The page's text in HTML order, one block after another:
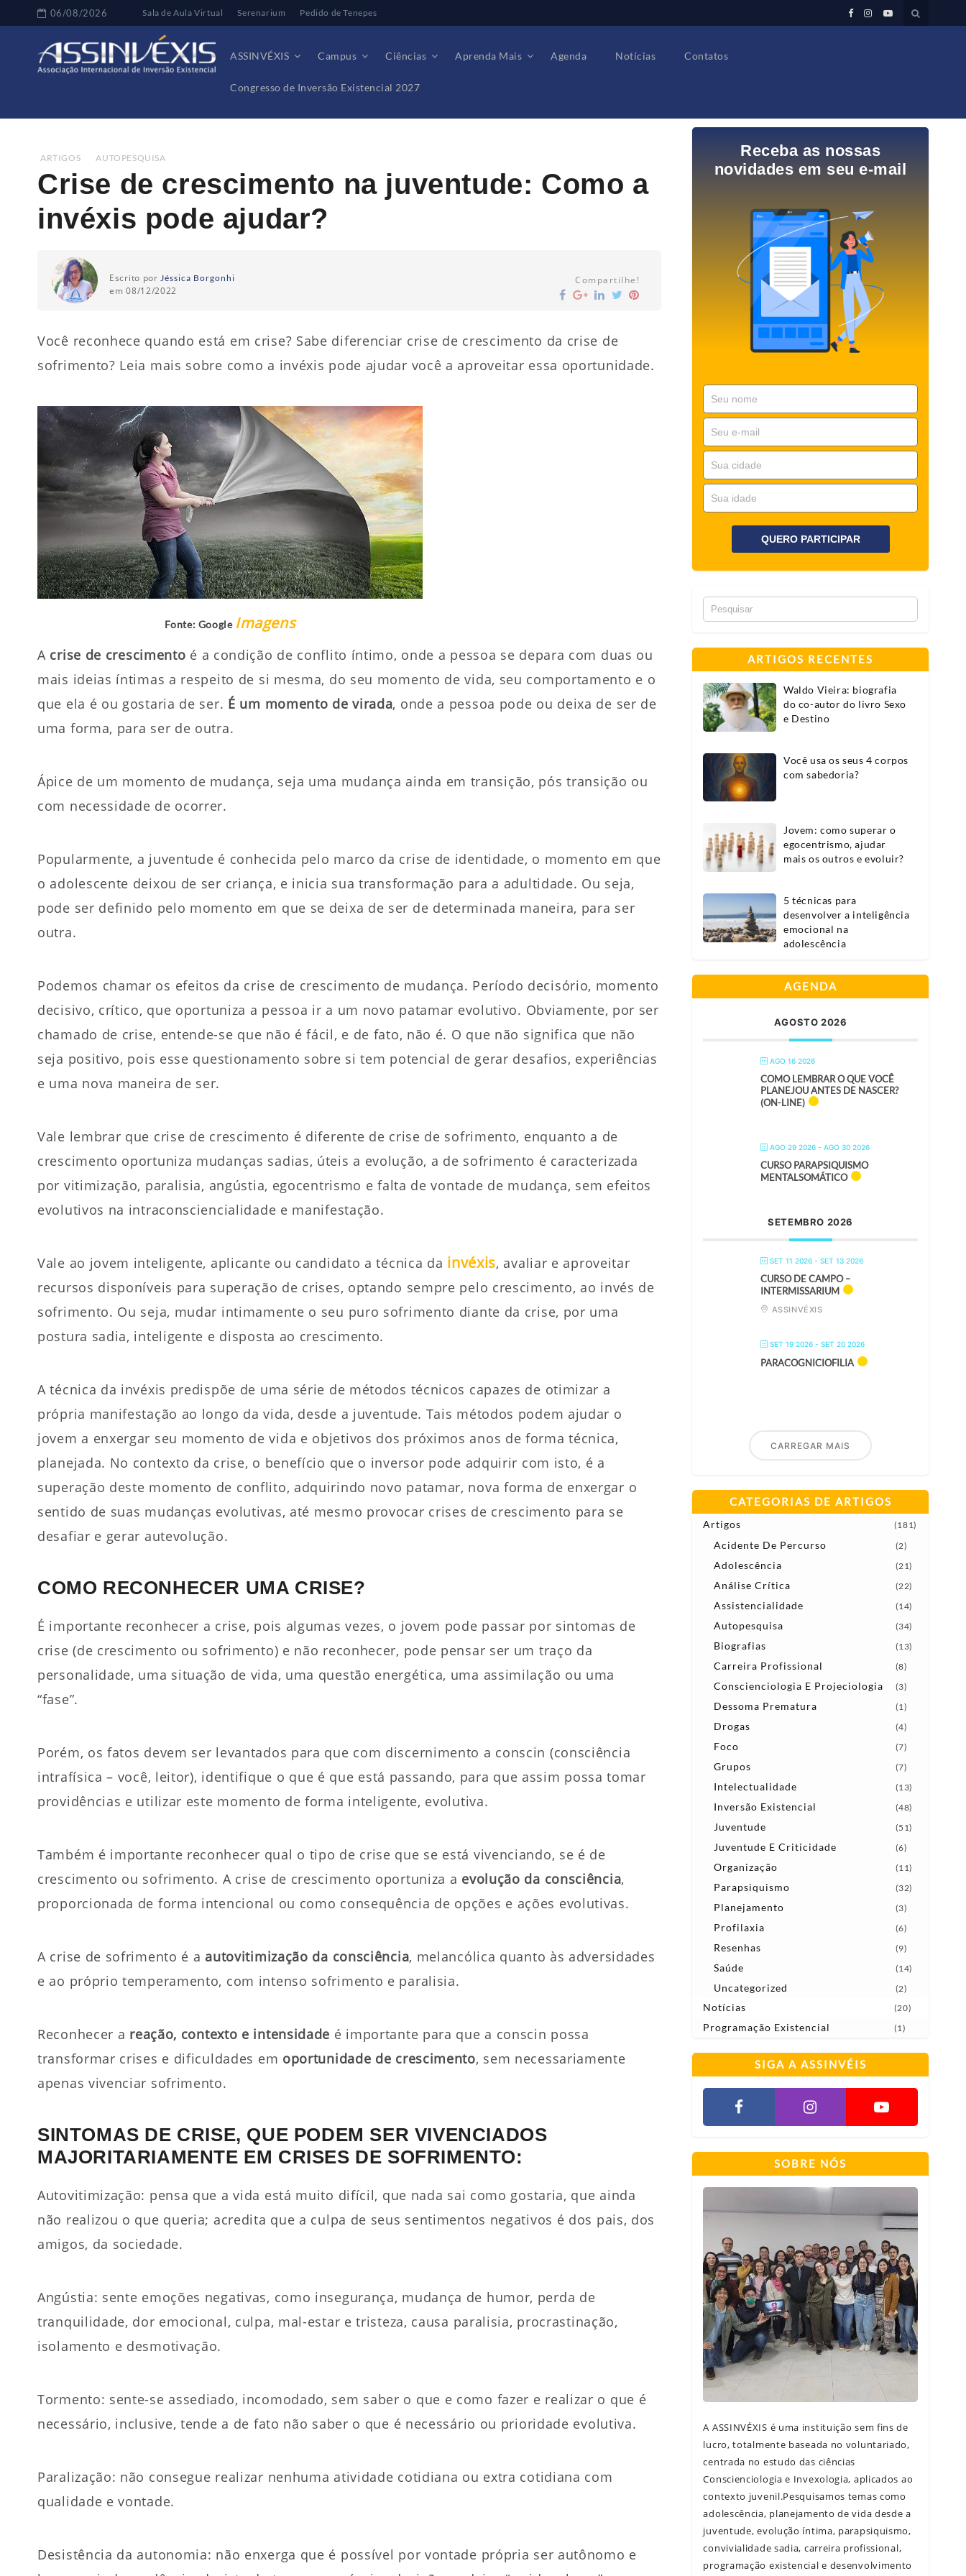
06/08/2026 Sala de Aula Virtual Serenarium Pedido de Tenepes
ASSINVÉXIS Campus Ciências Aprenda Mais Agenda Notícias Contatos
Congresso de Inversão Existencial 2027
ARTIGOS ,AUTOPESQUISA
Crise de crescimento na juventude: Como a
invéxis pode ajudar?
Escrito porJéssica Borgonhi
em 08/12/2022
Compartilhe!
Você reconhece quando está em crise? Sabe diferenciar crise de crescimento da crise de
sofrimento? Leia mais sobre como a invéxis pode ajudar você a aproveitar essa oportunidade.
Fonte: Google Imagens
A crise de crescimento é a condição de conflito íntimo, onde a pessoa se depara com duas ou
mais ideias íntimas a respeito de si mesma, do seu momento de vida, seu comportamento e o
que ela é ou gostaria de ser. É um momento de virada, onde a pessoa pode ou deixa de ser de
uma forma, para ser de outra.
Ápice de um momento de mudança, seja uma mudança ainda em transição, pós transição ou
com necessidade de ocorrer.
Popularmente, a juventude é conhecida pelo marco da crise de identidade, o momento em que
o adolescente deixou de ser criança, e inicia sua transformação para a adultidade. Ou seja,
pode ser definido pelo momento em que se deixa de ser de determinada maneira, para ser
outra.
Podemos chamar os efeitos da crise de crescimento de mudança. Período decisório, momento
decisivo, crítico, que oportuniza a pessoa ir a um novo patamar evolutivo. Obviamente, por ser
chamado de crise, entende-se que não é fácil, e de fato, não é. O que não significa que não
seja positivo, pois esse questionamento sobre si tem potencial de gerar desafios, experiências
e uma nova maneira de ser.
Vale lembrar que crise de crescimento é diferente de crise de sofrimento, enquanto a de
crescimento oportuniza mudanças sadias, úteis a evolução, a de sofrimento é caracterizada
por vitimização, paralisia, angústia, egocentrismo e falta de vontade de mudança, sem efeitos
evolutivos na intraconsciencialidade e manifestação.
Vale ao jovem inteligente, aplicante ou candidato a técnica da invéxis, avaliar e aproveitar
recursos disponíveis para superação de crises, optando sempre pelo crescimento, ao invés de
sofrimento. Ou seja, mudar intimamente o seu puro sofrimento diante da crise, por uma
postura sadia, inteligente e disposta ao crescimento.
A técnica da invéxis predispõe de uma série de métodos técnicos capazes de otimizar a
própria manifestação ao longo da vida, desde a juventude. Tais métodos podem ajudar o
jovem a enxergar seu momento de vida e objetivos dos próximos anos de forma técnica,
planejada. No contexto da crise, o benefício que o inversor pode adquirir com isto, é a
superação deste momento de conflito, adquirindo novo patamar, nova forma de enxergar o
sentido de suas mudanças evolutivas, até mesmo provocar crises de crescimento para se
desafiar e gerar autevolução.
COMO RECONHECER UMA CRISE?
É importante reconhecer a crise, pois algumas vezes, o jovem pode passar por sintomas de
crise (de crescimento ou sofrimento) e não reconhecer, pode pensar ser um traço da
personalidade, uma situação de vida, uma questão energética, uma assimilação ou uma
“fase”.
Porém, os fatos devem ser levantados para que com discernimento a conscin (consciência
intrafísica – você, leitor), identifique o que é que está passando, para que assim possa tomar
providências e utilizar este momento de forma inteligente, evolutiva.
Também é importante reconhecer qual o tipo de crise que se está vivenciando, se é de
crescimento ou sofrimento. A crise de crescimento oportuniza a evolução da consciência,
proporcionada de forma intencional ou como consequência de opções e ações evolutivas.
A crise de sofrimento é aautovitimização da consciência, melancólica quanto às adversidades
e ao próprio temperamento, com intenso sofrimento e paralisia.
Reconhecer a reação, contexto e intensidade é importante para que a conscin possa
transformar crises e dificuldades em oportunidade de crescimento, sem necessariamente
apenas vivenciar sofrimento.
SINTOMAS DE CRISE, QUE PODEM SER VIVENCIADOS
MAJORITARIAMENTE EM CRISES DE SOFRIMENTO:
Autovitimização: pensa que a vida está muito difícil, que nada sai como gostaria, que ainda
não realizou o que queria; acredita que a culpa de seus sentimentos negativos é dos pais, dos
amigos, da sociedade.
Angústia: sente emoções negativas, como insegurança, mudança de humor, perda de
tranquilidade, dor emocional, culpa, mal-estar e tristeza, causa paralisia, procrastinação,
isolamento e desmotivação.
Tormento: sente-se assediado, incomodado, sem saber o que e como fazer e realizar o que é
necessário, inclusive, tende a de fato não saber o que é necessário ou prioridade evolutiva.
Paralização: não consegue realizar nenhuma atividade cotidiana ou extra cotidiana com
qualidade e vontade.
Desistência da autonomia: não enxerga que é possível por vontade própria ser autônomo e
Receba as nossas
novidades em seu e-mail
QUERO PARTICIPAR
ARTIGOS RECENTES
Waldo Vieira: biografia
do co-autor do livro Sexo
e Destino
Você usa os seus 4 corpos
com sabedoria?
Jovem: como superar o
egocentrismo, ajudar
mais os outros e evoluir?
5 técnicas para
desenvolver a inteligência
emocional na
adolescência
AGENDA
AGOSTO 2026
AGO 16 2026
COMO LEMBRAR O QUE VOCÊ
PLANEJOU ANTES DE NASCER?
(ON-LINE)
AGO 29 2026 - AGO 30 2026
CURSO PARAPSIQUISMO
MENTALSOMÁTICO
SETEMBRO 2026
SET 11 2026 - SET 13 2026
CURSO DE CAMPO –
INTERMISSARIUM
ASSINVÉXIS
SET 19 2026 - SET 20 2026
PARACOGNICIOFILIA
CARREGAR MAIS
CATEGORIAS DE ARTIGOS
Artigos (181)
Acidente De Percurso (2)
Adolescência (21)
Análise Crítica (22)
Assistencialidade (14)
Autopesquisa (34)
Biografias (13)
Carreira Profissional (8)
Conscienciologia E Projeciologia (3)
Dessoma Prematura (1)
Drogas (4)
Foco (7)
Grupos (7)
Intelectualidade (13)
Inversão Existencial (48)
Juventude (51)
Juventude E Criticidade (6)
Organização (11)
Parapsiquismo (32)
Planejamento (3)
Profilaxia (6)
Resenhas (9)
Saúde (14)
Uncategorized (2)
Notícias (20)
Programação Existencial (1)
SIGA A ASSINVÉIS
SOBRE NÓS
A ASSINVÉXIS é uma instituição sem fins de
lucro, totalmente baseada no voluntariado,
centrada no estudo das ciências
Conscienciologia e Invexologia, aplicados ao
contexto juvenil.Pesquisamos temas como
adolescência, planejamento de vida desde a
juventude, evolução íntima, parapsiquismo,
convivialidade sadia, carreira profissional,
programação existencial e desenvolvimento